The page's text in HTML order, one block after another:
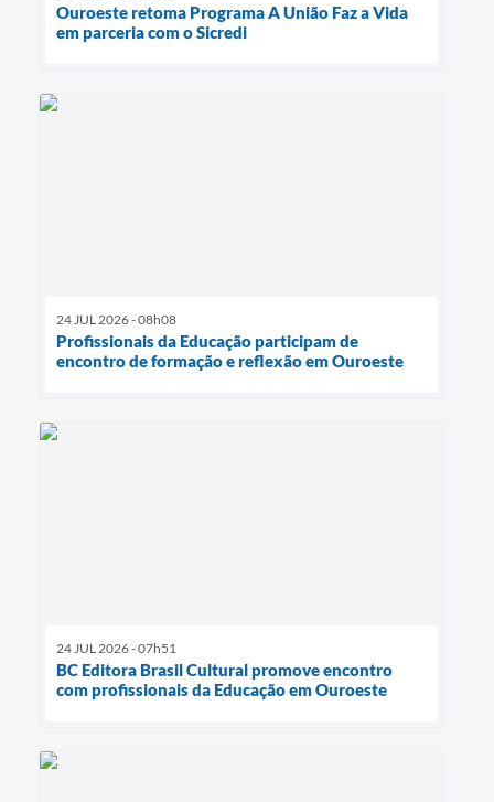
Ouroeste retoma Programa A União Faz a Vida
em parceria com o Sicredi
24 JUL 2026 - 08h08
Profissionais da Educação participam de
encontro de formação e reflexão em Ouroeste
24 JUL 2026 - 07h51
BC Editora Brasil Cultural promove encontro
com profissionais da Educação em Ouroeste